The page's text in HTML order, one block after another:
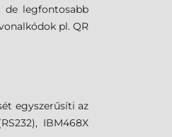
de legfontosabb
pl. QR
egyszerűsíti az
IBM468X